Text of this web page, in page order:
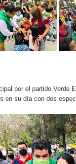
por el partido Verde
en su día con dos